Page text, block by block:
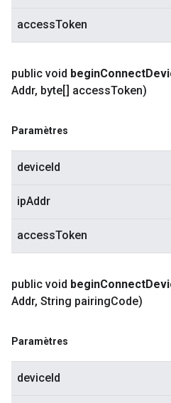
accessToken
public void beginConnect
Addr, byte[] accessToken)
Paramètres
deviceId
ipAddr
accessToken
public void beginConnect
Addr, String pairingCode)
Paramètres
deviceId